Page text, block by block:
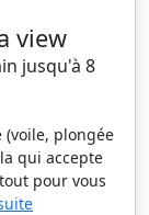
view
jusqu'à 8
(voile, plongée
qui accepte
pour vous